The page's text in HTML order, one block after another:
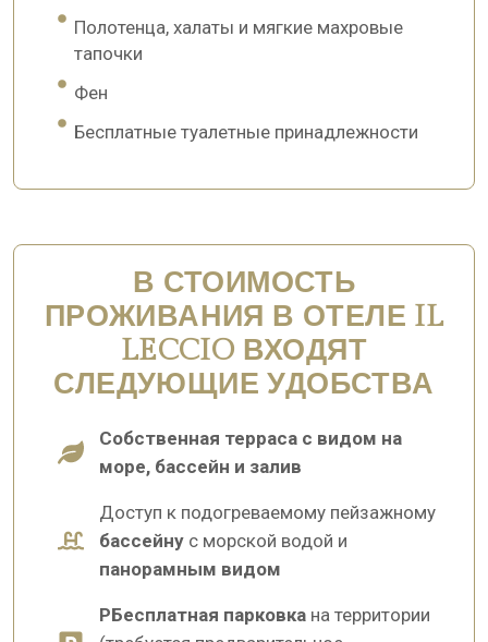
Полотенца, халаты и мягкие махровые
тапочки
Фен
Бесплатные туалетные принадлежности
В СТОИМОСТЬ
ПРОЖИВАНИЯ В ОТЕЛЕ IL
LECCIO ВХОДЯТ
СЛЕДУЮЩИЕ УДОБСТВА
Собственная терраса с видом на
море, бассейн и залив
Доступ к подогреваемому пейзажному
бассейну с морской водой и
панорамным видом
PБесплатная парковка на территории